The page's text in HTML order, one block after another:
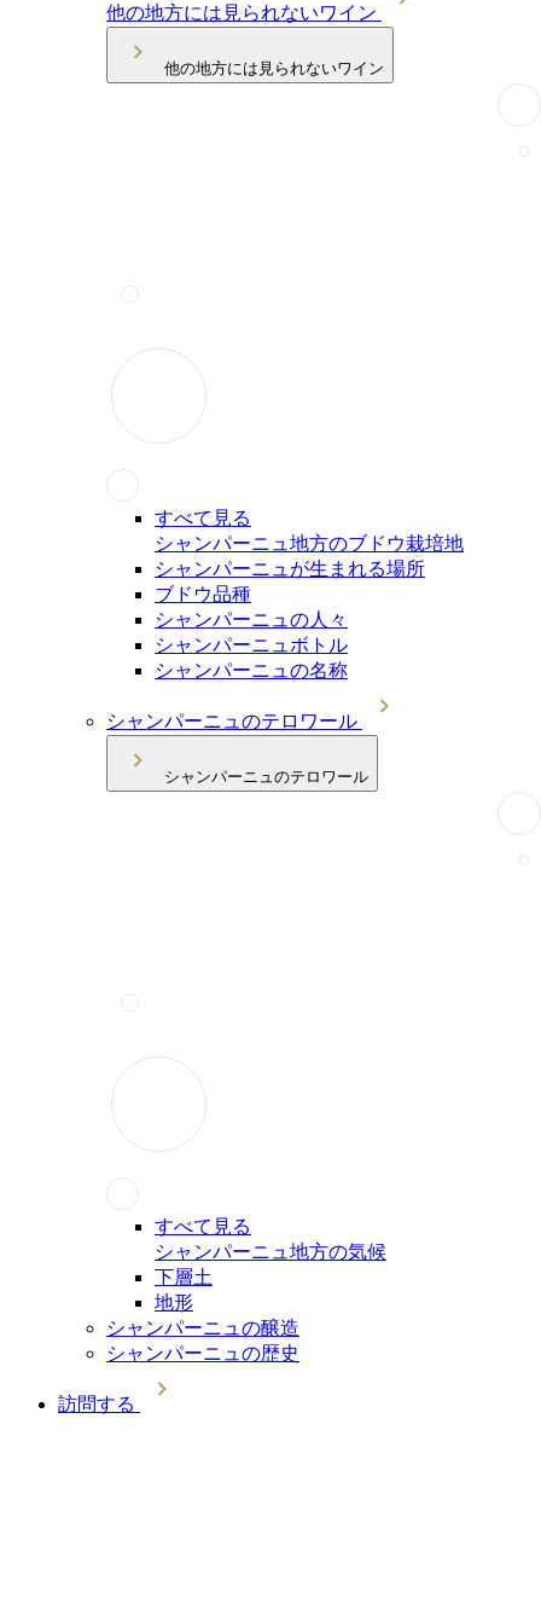
他の地方には見られないワイン
他の地方には見られないワイン
すべて見る
シャンパーニュ地方のブドウ栽培地
シャンパーニュが生まれる場所
ブドウ品種
シャンパーニュの人々
シャンパーニュボトル
シャンパーニュの名称
シャンパーニュのテロワール
シャンパーニュのテロワール
すべて見る
シャンパーニュ地方の気候
下層土
地形
シャンパーニュの醸造
シャンパーニュの歴史
訪問する